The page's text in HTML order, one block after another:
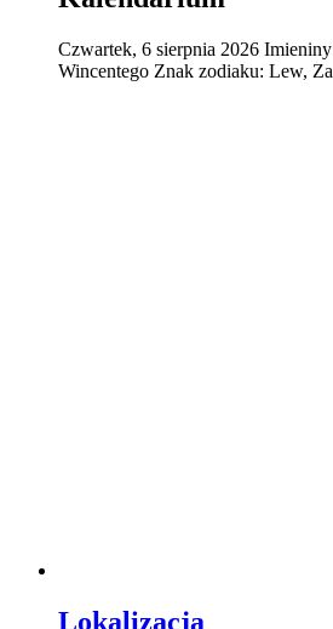
Czwartek, 6 sierpnia 2026
Wincentego Znak zodiaku: Lew,
Lokalizacja